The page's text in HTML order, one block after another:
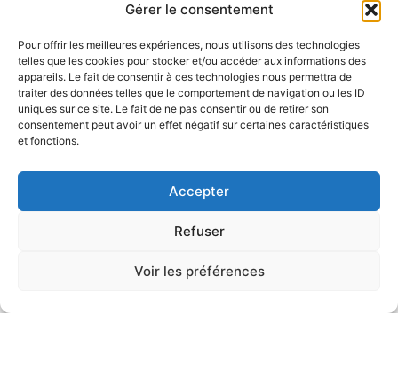
Gérer le consentement
Pour offrir les meilleures expériences, nous utilisons des technologies
telles que les cookies pour stocker et/ou accéder aux informations des
appareils. Le fait de consentir à ces technologies nous permettra de
traiter des données telles que le comportement de navigation ou les ID
uniques sur ce site. Le fait de ne pas consentir ou de retirer son
consentement peut avoir un effet négatif sur certaines caractéristiques
et fonctions.
Accepter
Refuser
Voir les préférences